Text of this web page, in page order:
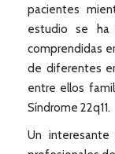
pacientes
estudio se ha
comprendidas
de diferentes
entre ellos
Síndrome 22q11.
Un